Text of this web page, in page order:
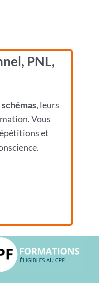
PNL,
schémas, leurs
Vous
et